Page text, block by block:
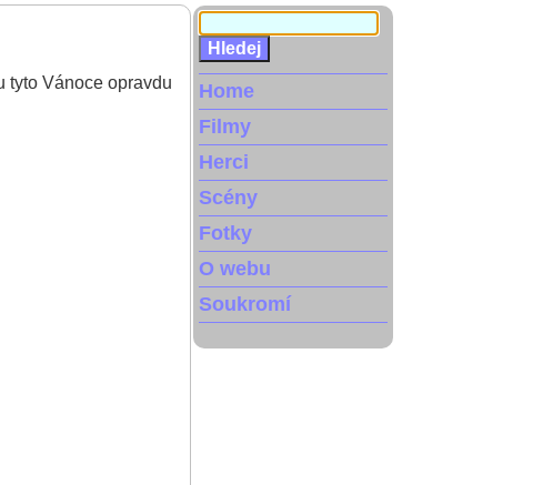
tyto Vánoce opravdu
Home
Filmy
Herci
Scény
Fotky
O webu
Soukromí